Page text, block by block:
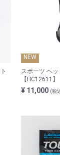
NEW
スポーツ ヘッ
【HC12611】
¥ 11,000 (税